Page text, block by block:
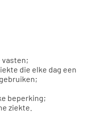
vasten;
die elke dag een
beperking;
ziekte.